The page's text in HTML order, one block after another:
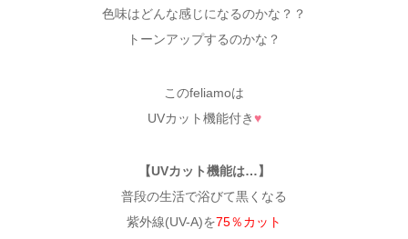
色味はどんな感じになるのかな？？
トーンアップするのかな？
このfeliamoは
UVカット機能付き♥
【UVカット機能は…】
普段の生活で浴びて黒くなる
紫外線(UV-A)を75％カット